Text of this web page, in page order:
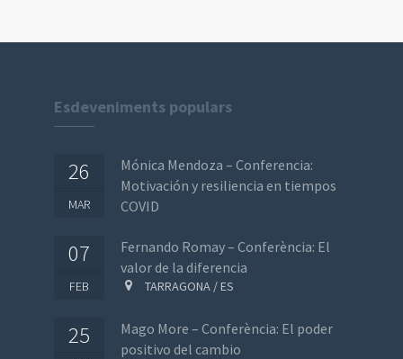
Esdeveniments populars
26
MAR
Mónica Mendoza – Conferencia:
Motivación y resiliencia en tiempos
COVID
07
FEB
Fernando Romay – Conferència: El
valor de la diferencia
TARRAGONA / ES
25
Mago More – Conferència: El poder
positivo del cambio